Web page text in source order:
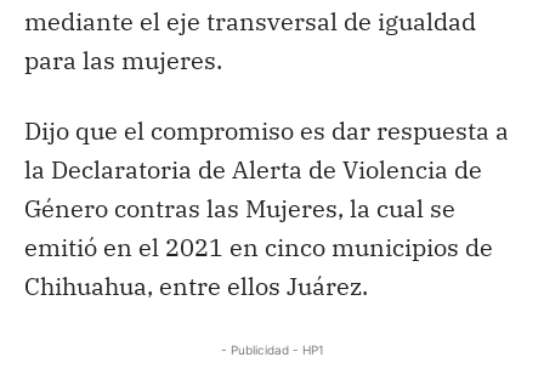
mediante el eje transversal de igualdad
para las mujeres.
Dijo que el compromiso es dar respuesta a
la Declaratoria de Alerta de Violencia de
Género contras las Mujeres, la cual se
emitió en el 2021 en cinco municipios de
Chihuahua, entre ellos Juárez.
- Publicidad - HP1